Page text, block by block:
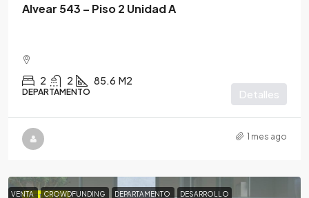
Alvear 543 – Piso 2 Unidad A
2 2 85.6 M2
DEPARTAMENTO Detalles
1 mes ago
VENTA CROWDFUNDING DEPARTAMENTO DESARROLLO